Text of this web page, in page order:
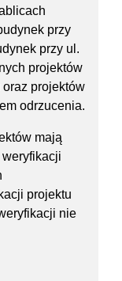
przy
przy ul.
projektów
projektów
odrzucenia.
mają
projektu
nie